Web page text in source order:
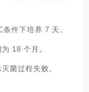
件下培养 7 天。
18 个月。
菌过程失败。